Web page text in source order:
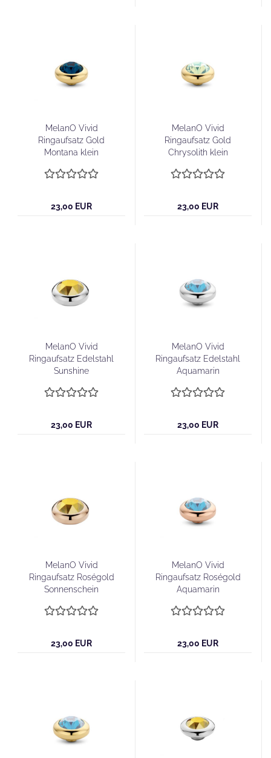
MelanO Vivid
Ringaufsatz Gold
Montana klein
23,00 EUR
MelanO Vivid
Ringaufsatz Gold
Chrysolith klein
23,00 EUR
MelanO Vivid
Ringaufsatz Edelstahl
Sunshine
23,00 EUR
MelanO Vivid
Ringaufsatz Edelstahl
Aquamarin
23,00 EUR
MelanO Vivid
Ringaufsatz Roségold
Sonnenschein
23,00 EUR
MelanO Vivid
Ringaufsatz Roségold
Aquamarin
23,00 EUR